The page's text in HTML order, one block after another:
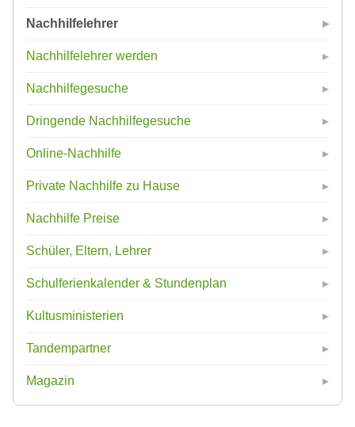
Nachhilfelehrer
Nachhilfelehrer werden
Nachhilfegesuche
Dringende Nachhilfegesuche
Online-Nachhilfe
Private Nachhilfe zu Hause
Nachhilfe Preise
Schüler, Eltern, Lehrer
Schulferienkalender & Stundenplan
Kultusministerien
Tandempartner
Magazin